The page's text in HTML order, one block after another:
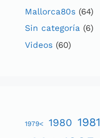
Mallorca80s (64)
Sin categoría (6)
Videos (60)
1979< 1980 1981